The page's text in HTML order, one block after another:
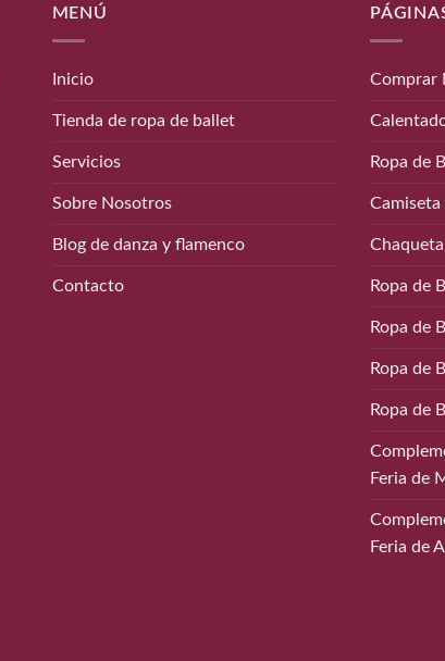
MENÚ
Inicio
Tienda de ropa de ballet
Servicios
Sobre Nosotros
Blog de danza y flamenco
Contacto
Comprar
Ropa de
Camiseta
Ropa de
Ropa de
Ropa de
Ropa de
Feria de
Feria de